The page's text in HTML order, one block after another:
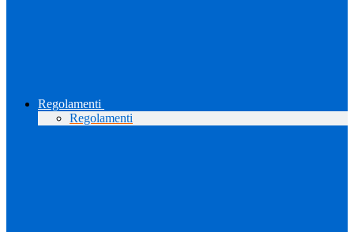
Regolamenti
Regolamenti